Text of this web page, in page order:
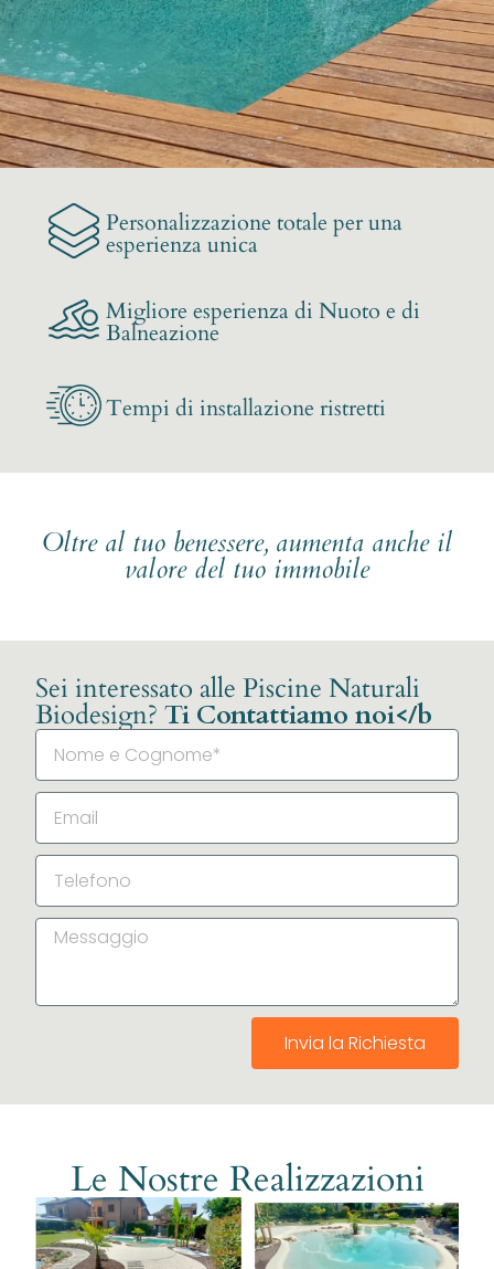
Personalizzazione totale per una
esperienza unica
Migliore esperienza di Nuoto e di
Balneazione
Tempi di installazione ristretti
Oltre al tuo benessere, aumenta anche il
valore del tuo immobile
Sei interessato alle Piscine Naturali
Biodesign? Ti Contattiamo noi</b
Invia la Richiesta
Le Nostre Realizzazioni